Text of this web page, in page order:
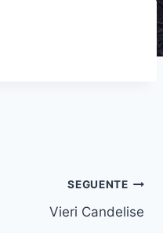
SEGUENTE
Vieri Candelise